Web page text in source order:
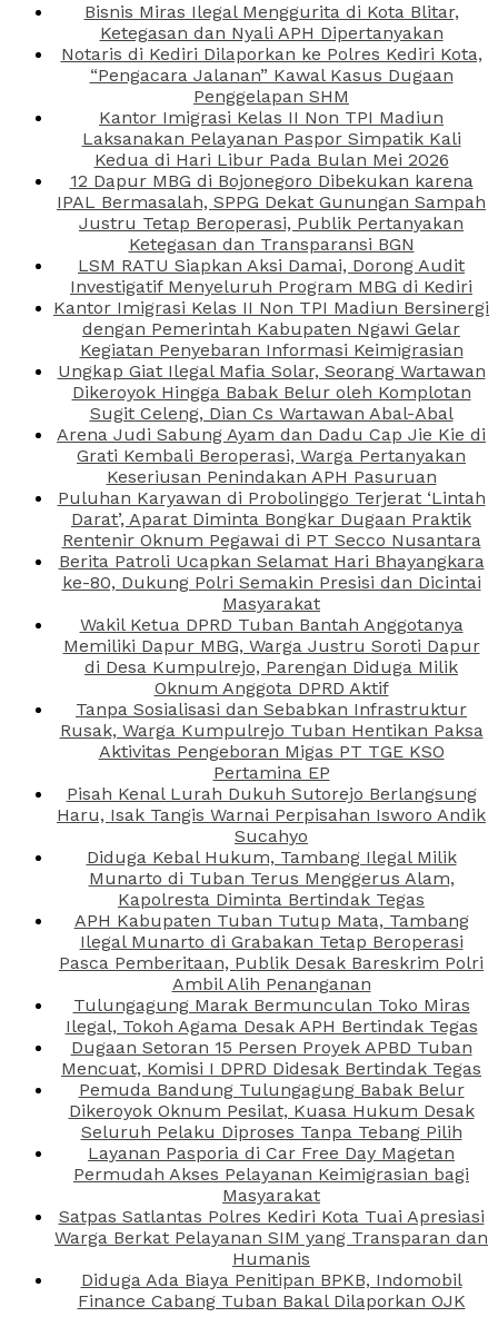
Bisnis Miras Ilegal Menggurita di Kota Blitar,
Ketegasan dan Nyali APH Dipertanyakan
Notaris di Kediri Dilaporkan ke Polres Kediri Kota,
“Pengacara Jalanan” Kawal Kasus Dugaan
Penggelapan SHM
Kantor Imigrasi Kelas II Non TPI Madiun
Laksanakan Pelayanan Paspor Simpatik Kali
Kedua di Hari Libur Pada Bulan Mei 2026
12 Dapur MBG di Bojonegoro Dibekukan karena
IPAL Bermasalah, SPPG Dekat Gunungan Sampah
Justru Tetap Beroperasi, Publik Pertanyakan
Ketegasan dan Transparansi BGN
LSM RATU Siapkan Aksi Damai, Dorong Audit
Investigatif Menyeluruh Program MBG di Kediri
Kantor Imigrasi Kelas II Non TPI Madiun Bersinergi
dengan Pemerintah Kabupaten Ngawi Gelar
Kegiatan Penyebaran Informasi Keimigrasian
Ungkap Giat Ilegal Mafia Solar, Seorang Wartawan
Dikeroyok Hingga Babak Belur oleh Komplotan
Sugit Celeng, Dian Cs Wartawan Abal-Abal
Arena Judi Sabung Ayam dan Dadu Cap Jie Kie di
Grati Kembali Beroperasi, Warga Pertanyakan
Keseriusan Penindakan APH Pasuruan
Puluhan Karyawan di Probolinggo Terjerat ‘Lintah
Darat’, Aparat Diminta Bongkar Dugaan Praktik
Rentenir Oknum Pegawai di PT Secco Nusantara
Berita Patroli Ucapkan Selamat Hari Bhayangkara
ke-80, Dukung Polri Semakin Presisi dan Dicintai
Masyarakat
Wakil Ketua DPRD Tuban Bantah Anggotanya
Memiliki Dapur MBG, Warga Justru Soroti Dapur
di Desa Kumpulrejo, Parengan Diduga Milik
Oknum Anggota DPRD Aktif
Tanpa Sosialisasi dan Sebabkan Infrastruktur
Rusak, Warga Kumpulrejo Tuban Hentikan Paksa
Aktivitas Pengeboran Migas PT TGE KSO
Pertamina EP
Pisah Kenal Lurah Dukuh Sutorejo Berlangsung
Haru, Isak Tangis Warnai Perpisahan Isworo Andik
Sucahyo
Diduga Kebal Hukum, Tambang Ilegal Milik
Munarto di Tuban Terus Menggerus Alam,
Kapolresta Diminta Bertindak Tegas
APH Kabupaten Tuban Tutup Mata, Tambang
Ilegal Munarto di Grabakan Tetap Beroperasi
Pasca Pemberitaan, Publik Desak Bareskrim Polri
Ambil Alih Penanganan
Tulungagung Marak Bermunculan Toko Miras
Ilegal, Tokoh Agama Desak APH Bertindak Tegas
Dugaan Setoran 15 Persen Proyek APBD Tuban
Mencuat, Komisi I DPRD Didesak Bertindak Tegas
Pemuda Bandung Tulungagung Babak Belur
Dikeroyok Oknum Pesilat, Kuasa Hukum Desak
Seluruh Pelaku Diproses Tanpa Tebang Pilih
Layanan Pasporia di Car Free Day Magetan
Permudah Akses Pelayanan Keimigrasian bagi
Masyarakat
Satpas Satlantas Polres Kediri Kota Tuai Apresiasi
Warga Berkat Pelayanan SIM yang Transparan dan
Humanis
Diduga Ada Biaya Penitipan BPKB, Indomobil
Finance Cabang Tuban Bakal Dilaporkan OJK